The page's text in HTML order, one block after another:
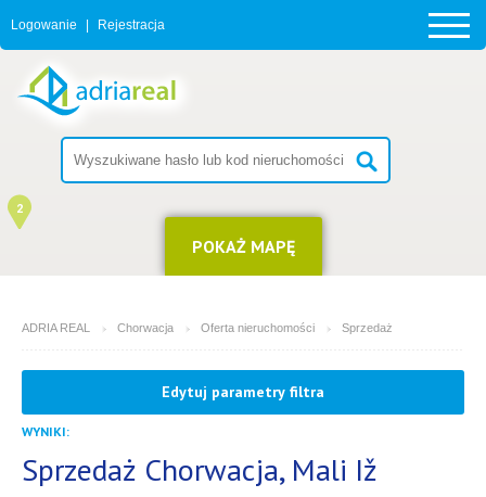
2
4
Logowanie Rejestracja
POKAŻ MAPĘ
ADRIA REAL Chorwacja Oferta nieruchomości Sprzedaż
MIEJSCOWOŚĆ
(możesz wybrać więcej opcji)
Apartament
Edytuj parametry filtra
WYNIKI:
Sprzedaż Chorwacja, Mali Iž